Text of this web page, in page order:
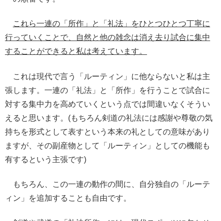
これら一連の「所作」と「礼法」をひとつひとつ丁寧に
行っていくことで、自然と他の雑念は消え去り試合に集中
することができると私は考えています。
これは現代で言う「ルーティン」に他ならないと私は主
張します。一連の「礼法」と「所作」を行うことで試合に
対する集中力を高めていくという点では間違いなくそうい
えると思います。(もちろん剣道の礼法には感謝や尊敬の気
持ちを形式として表すという本来の礼としての意味があり
ますが、その副産物として「ルーティン」としての機能も
有するという主張です)
もちろん、この一連の動作の間に、自分独自の「ルーテ
ィン」を追加することも自由です。